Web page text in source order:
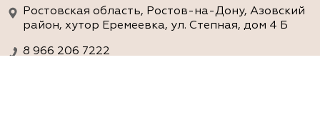
Ростовская область, Ростов-на-Дону, Азовский
район, хутор Еремеевка, ул. Степная, дом 4 Б
8 966 206 7222